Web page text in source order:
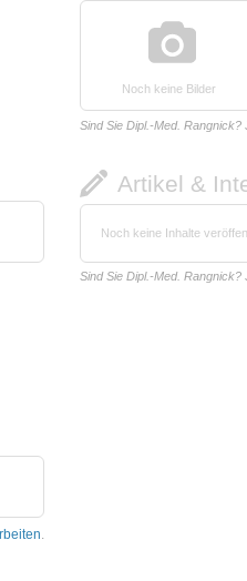
.
Noch keine Bilder
Sind Sie Dipl.-Med. Rangnick?
Artikel &
Noch keine Inhalte
Sind Sie Dipl.-Med. Rangnick?